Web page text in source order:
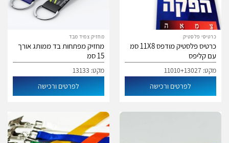
כרטיסי פלסטיק
כרטיס פלסטיק מודפס 11X8 סמ
עם קליפס
מקט: 11010+13027
לפרטים ורכישה
מחזיק צמיד מבד
מחזיק מפתחות בד ממותג אורך
15 סמ
מקט: 13133
לפרטים ורכישה